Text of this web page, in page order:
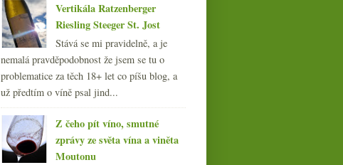
Vertikála Ratzenberger
Riesling Steeger St. Jost
Stává se mi pravidelně, a je
nemalá pravděpodobnost že jsem se tu o
problematice za těch 18+ let co píšu blog, a
už předtím o víně psal jind...
Z čeho pít víno, smutné
zprávy ze světa vína a viněta
Moutonu